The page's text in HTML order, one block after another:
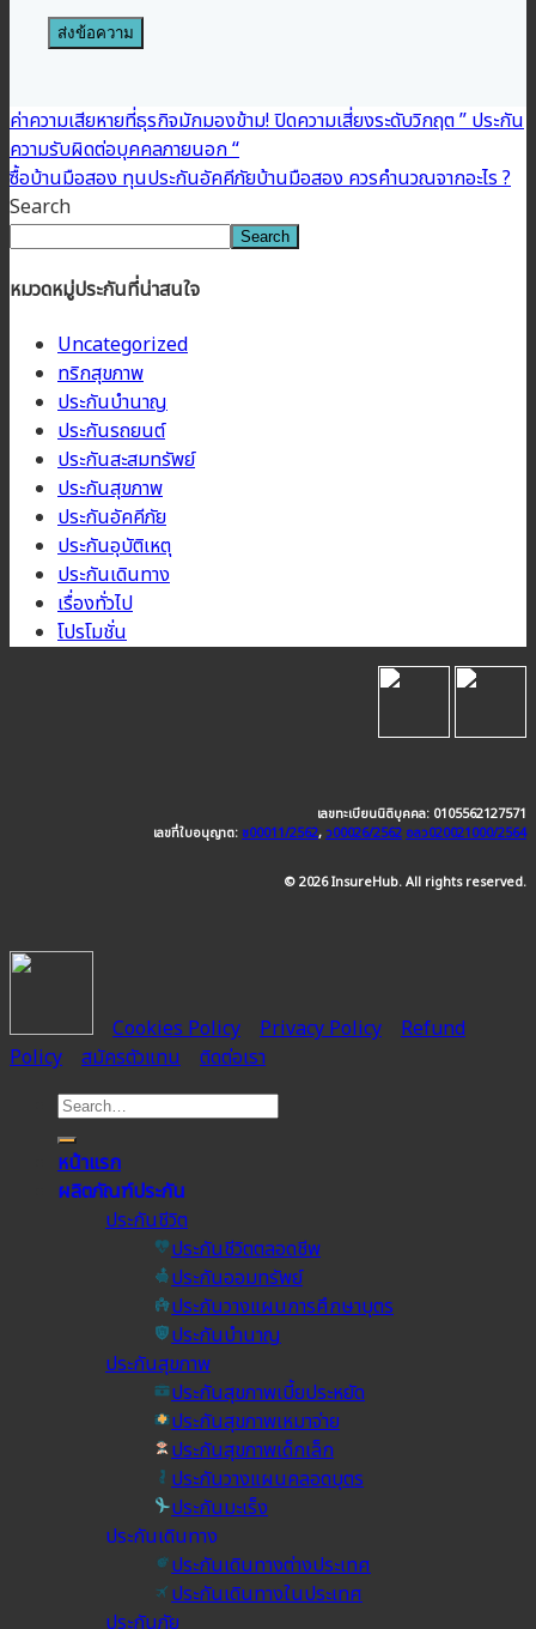
ค่าความเสียหายที่ธุรกิจมักมองข้าม! ปิดความเสี่ยงระดับวิกฤต ” ประกัน
ความรับผิดต่อบุคคลภายนอก “
ซื้อบ้านมือสอง ทุนประกันอัคคีภัยบ้านมือสอง ควรคำนวณจากอะไร ?
Search
Search
หมวดหมู่ประกันที่น่าสนใจ
Uncategorized
ทริกสุขภาพ
ประกันบำนาญ
ประกันรถยนต์
ประกันสะสมทรัพย์
ประกันสุขภาพ
ประกันอัคคีภัย
ประกันอุบัติเหตุ
ประกันเดินทาง
เรื่องทั่วไป
โปรโมชั่น
เลขทะเบียนนิติบุคคล: 0105562127571
เลขที่ใบอนุญาต: ช00011/2562,ว00026/2562 อลว020021000/2564
© 2026 InsureHub. All rights reserved.
Cookies Policy Privacy Policy
Refund
Policy
สมัครตัวแทน ติดต่อเรา
หน้าแรก
ผลิตภัณฑ์ประกัน
ประกันชีวิต
ประกันชีวิตตลอดชีพ
ประกันออมทรัพย์
ประกันวางแผนการศึกษาบุตร
ประกันบำนาญ
ประกันสุขภาพ
ประกันสุขภาพเบี้ยประหยัด
ประกันสุขภาพเหมาจ่าย
ประกันสุขภาพเด็กเล็ก
ประกันวางแผนคลอดบุตร
ประกันมะเร็ง
ประกันเดินทาง
ประกันเดินทางต่างประเทศ
ประกันเดินทางในประเทศ
ประกันภัย